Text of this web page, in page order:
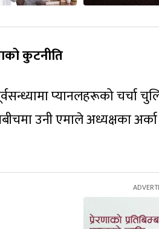
कुटनीति
प्यानलहरूको चर्चा
उनी एमाले अध्यक्षका